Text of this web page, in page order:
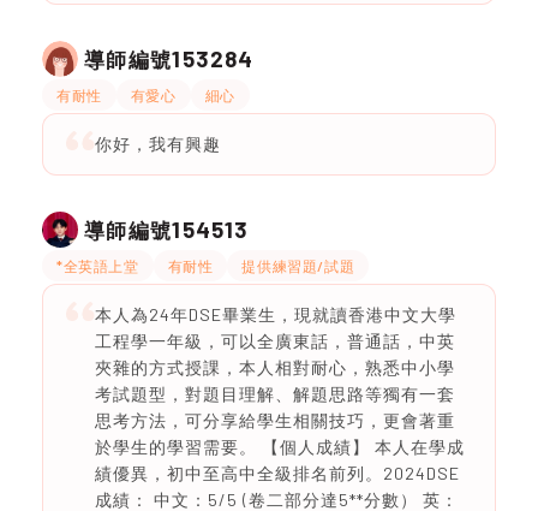
導師編號153284
有耐性 有愛心 細心
你好，我有興趣
導師編號154513
*全英語上堂 有耐性 提供練習題/試題
本人為24年DSE畢業生，現就讀香港中文大學
工程學一年級，可以全廣東話，普通話，中英
夾雜的方式授課，本人相對耐心，熟悉中小學
考試題型，對題目理解、解題思路等獨有一套
思考方法，可分享給學生相關技巧，更會著重
於學生的學習需要。 【個人成績】 本人在學成
績優異，初中至高中全級排名前列。2024DSE
成績： 中文：5/5 (卷二部分達5**分數） 英：